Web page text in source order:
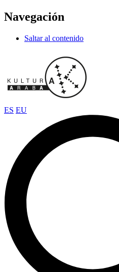
Navegación
Saltar al contenido
ES EU